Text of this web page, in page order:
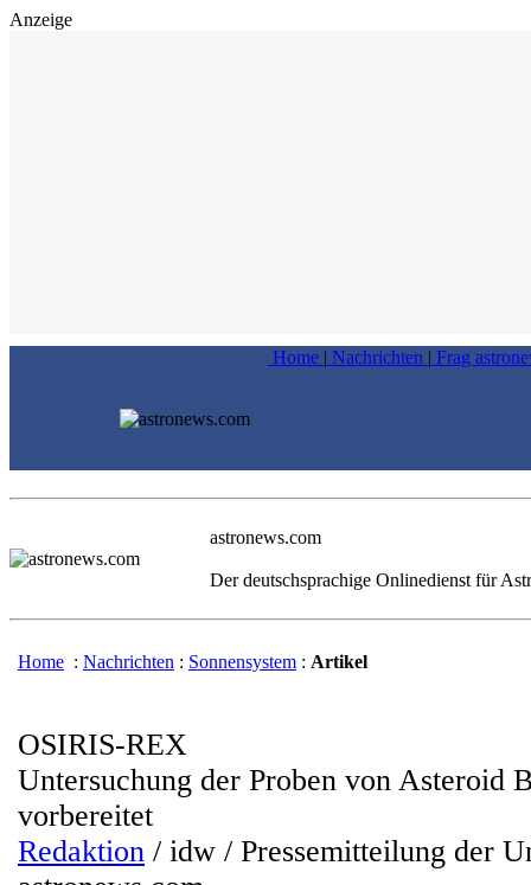
Anzeige
Home | Nachrichten | Frag
astronews.com
Der deutschsprachige Onlinedienst für
Home : Nachrichten : Sonnensystem : Artikel
OSIRIS-REX
Untersuchung der Proben von Asteroid
vorbereitet
Redaktion / idw / Pressemitteilung der